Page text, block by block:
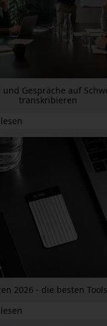
Gespräche auf
transkribieren
2026 - die besten